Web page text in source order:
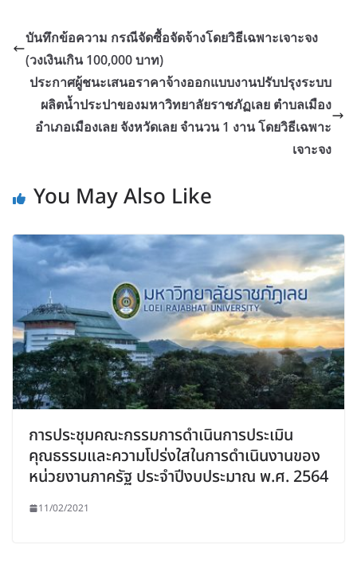
บันทึกข้อความ กรณีจัดซื้อจัดจ้างโดยวิธีเฉพาะเจาะจง
(วงเงินเกิน 100,000 บาท)
ประกาศผู้ชนะเสนอราคาจ้างออกแบบงานปรับปรุงระบบ
ผลิตน้ำประปาของมหาวิทยาลัยราชภัฏเลย ตำบลเมือง
อำเภอเมืองเลย จังหวัดเลย จำนวน 1 งาน โดยวิธีเฉพาะ
เจาะจง
You May Also Like
การประชุมคณะกรรมการดำเนินการประเมิน
คุณธรรมและความโปร่งใสในการดำเนินงานของ
หน่วยงานภาครัฐ ประจำปีงบประมาณ พ.ศ. 2564
11/02/2021